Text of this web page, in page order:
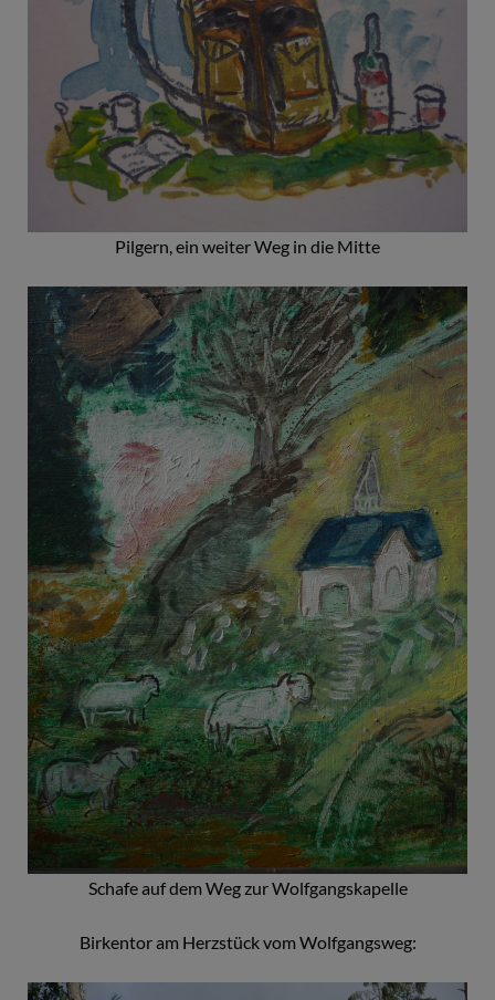
Pilgern, ein weiter Weg in die Mitte
Schafe auf dem Weg zur Wolfgangskapelle
Birkentor am Herzstück vom Wolfgangsweg: